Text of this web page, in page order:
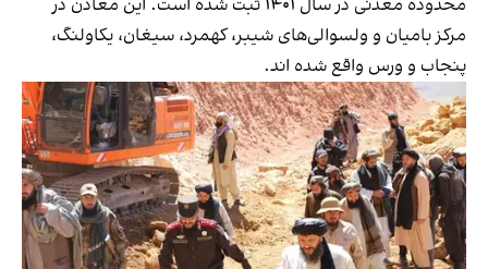
محدوده معدنی در سال ۱۴۰۱ ثبت شده است. این معادن در
مرکز بامیان و ولسوالی‌های شیبر، کهمرد، سیغان، یکاولنگ،
پنجاب و ورس واقع شده اند.